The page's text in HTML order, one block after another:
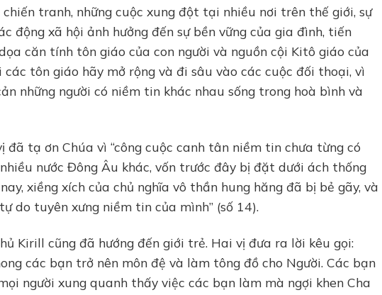
tranh, những cuộc xung đột tại nhiều nơi trên thế giới, sự
động xã hội ảnh hưởng đến sự bền vững của gia đình, tiến
căn tính tôn giáo của con người và nguồn cội Kitô giáo của
tôn giáo hãy mở rộng và đi sâu vào các cuộc đối thoại, vì
những người có niềm tin khác nhau sống trong hoà bình và
đã tạ ơn Chúa vì “công cuộc canh tân niềm tin chưa từng có
nước Đông Âu khác, vốn trước đây bị đặt dưới ách thống
xiềng xích của chủ nghĩa vô thần hung hăng đã bị bẻ gãy, và
do tuyên xưng niềm tin của mình” (số 14).
Kirill cũng đã hướng đến giới trẻ. Hai vị đưa ra lời kêu gọi:
các bạn trở nên môn đệ và làm tông đồ cho Người. Các bạn
người xung quanh thấy việc các bạn làm mà ngợi khen Cha